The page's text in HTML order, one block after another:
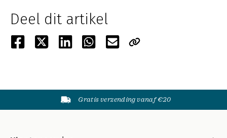
Deel dit artikel
Gratis verzending vanaf €20